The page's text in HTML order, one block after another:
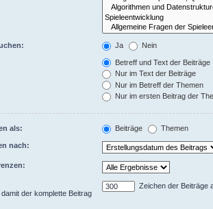
Ja Nein
Betreff und Text der Beiträge
Nur im Text der Beiträge
Nur im Betreff der Themen
Nur im ersten Beitrag der
als: Beiträge Themen
nach:
der komplette Beitrag
Zeichen der Beiträge